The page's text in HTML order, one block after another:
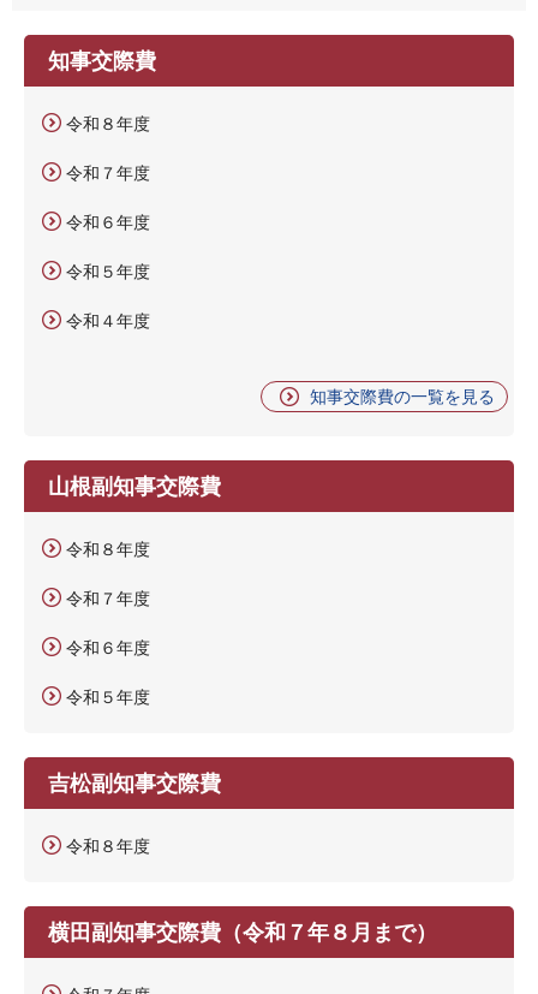
知事交際費
令和８年度
令和７年度
令和６年度
令和５年度
令和４年度
知事交際費の一覧を見る
山根副知事交際費
令和８年度
令和７年度
令和６年度
令和５年度
吉松副知事交際費
令和８年度
横田副知事交際費（令和７年８月まで）